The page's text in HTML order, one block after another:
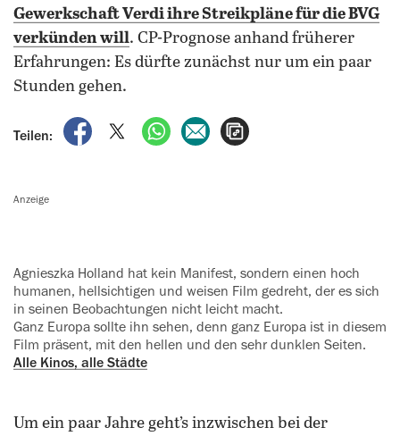
Gewerkschaft Verdi ihre Streikpläne für die BVG
verkündenwill. CP-Prognose anhand früherer
Erfahrungen: Es dürfte zunächst nur um ein paar
Stunden gehen.
Teilen:
auf Facebook teilen
auf X teilenper WhatsApp teilen
per E-Mail teilen
Anzeige
Agnieszka Holland hat kein Manifest, sondern einen hoch
humanen, hellsichtigen und weisen Film gedreht, der es sich
in seinen Beobachtungen nicht leicht macht.
Ganz Europa sollte ihn sehen, denn ganz Europa ist in diesem
Film ‍präsent, mit den hellen und den sehr dunklen Seiten.
Alle Kinos, alle Städte
Um ein paar Jahre geht’s inzwischen bei der